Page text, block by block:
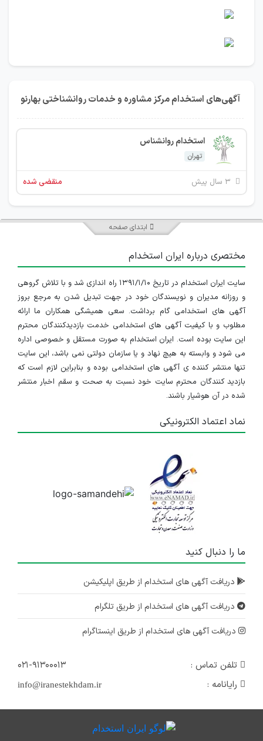
آگهی‌های استخدام مرکز مشاوره و خدمات روانشناختی بهارنو
استخدام روانشناس
تهران
منقضی شده
ابتدای صفحه
مختصری درباره ایران استخدام
سایت ایران استخدام در تاریخ ۱۳۹۱/۱/۱۰ راه اندازی شد و با تلاش گروهی
و روزانه مدیران و نویسندگان خود در جهت تبدیل شدن به مرجع بروز
آگهی های استخدامی گام برداشت. سعی همیشگی همکاران ما ارائه
مطلوب و با کیفیت آگهی های استخدامی خدمت بازدیدکنندگان محترم
این سایت بوده است. ایران استخدام به صورت مستقل و خصوصی اداره
می شود و وابسته به هیچ نهاد و یا سازمان دولتی نمی باشد، این سایت
تنها منتشر کننده ی آگهی های استخدامی بوده و بنابراین لازم است که
بازدید کنندگان محترم سایت خود نسبت به صحت و سقم اخبار منتشر
شده در آن هوشیار باشند.
نماد اعتماد الکترونیکی
ما را دنبال کنید
دریافت آگهی های استخدام از طریق اپلیکیشن
دریافت آگهی های استخدام از طریق تلگرام
دریافت آگهی های استخدام از طریق اینستاگرام
تلفن تماس :
۰۲۱-۹۱۳۰۰۰۱۳
رایانامه :
info@iranestekhdam.ir